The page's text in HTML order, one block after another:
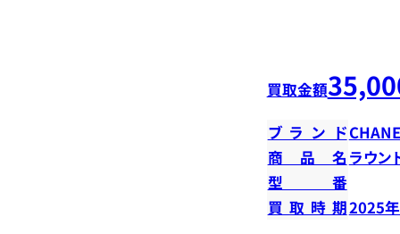
買取金額
ブランド
商品名 ラウン
型番
買取時期2025